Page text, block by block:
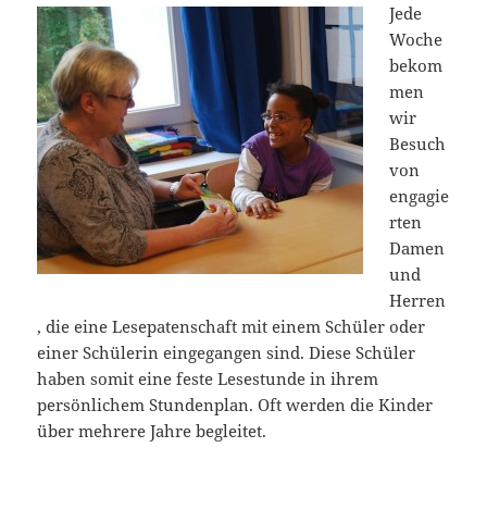
Jede
Woche
bekom
men
wir
Besuch
von
engagie
rten
Damen
und
Herren
, die eine Lesepatenschaft mit einem Schüler oder
einer Schülerin eingegangen sind. Diese Schüler
haben somit eine feste Lesestunde in ihrem
persönlichem Stundenplan. Oft werden die Kinder
über mehrere Jahre begleitet.